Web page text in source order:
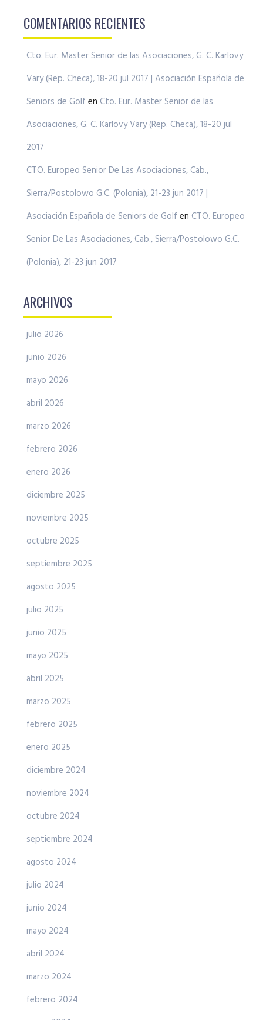
COMENTARIOS RECIENTES
Cto. Eur. Master Senior de las Asociaciones, G. C. Karlovy
Vary (Rep. Checa), 18-20 jul 2017 | Asociación Española de
Seniors de Golf en Cto. Eur. Master Senior de las
Asociaciones, G. C. Karlovy Vary (Rep. Checa), 18-20 jul
2017
CTO. Europeo Senior De Las Asociaciones, Cab.,
Sierra/Postolowo G.C. (Polonia), 21-23 jun 2017 |
Asociación Española de Seniors de Golf en CTO. Europeo
Senior De Las Asociaciones, Cab., Sierra/Postolowo G.C.
(Polonia), 21-23 jun 2017
ARCHIVOS
julio 2026
junio 2026
mayo 2026
abril 2026
marzo 2026
febrero 2026
enero 2026
diciembre 2025
noviembre 2025
octubre 2025
septiembre 2025
agosto 2025
julio 2025
junio 2025
mayo 2025
abril 2025
marzo 2025
febrero 2025
enero 2025
diciembre 2024
noviembre 2024
octubre 2024
septiembre 2024
agosto 2024
julio 2024
junio 2024
mayo 2024
abril 2024
marzo 2024
febrero 2024